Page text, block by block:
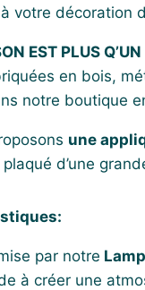
votre décoration
EST PLUS
en bois,
notre boutique
une
plaqué d’une
par notre
à créer une